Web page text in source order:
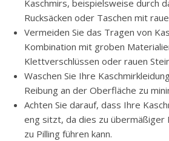
Kaschmirs, beispielsweise durch
Rucksäcken oder Taschen mit
Vermeiden Sie das Tragen von
Kombination mit groben
Klettverschlüssen oder rauen
Waschen Sie Ihre
Reibung an der Oberfläche zu
Achten Sie darauf, dass Ihre
eng sitzt, da dies zu übermäßiger
zu Pilling führen kann.